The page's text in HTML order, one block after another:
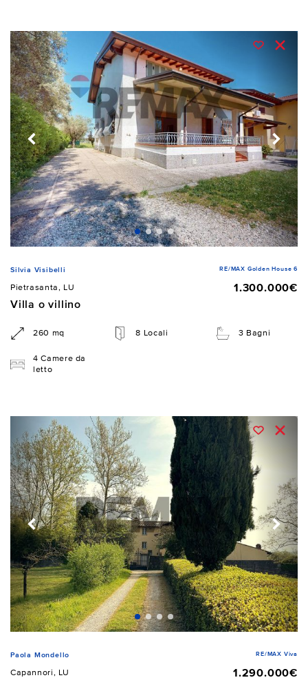
Silvia Visibelli RE/MAX Golden House 6
Pietrasanta, LU
1.300.000€
Villa o villino
260 mq 8 Locali 3 Bagni
4 Camere da
letto
Paola Mondello RE/MAX Viva
Capannori, LU 1.290.000€